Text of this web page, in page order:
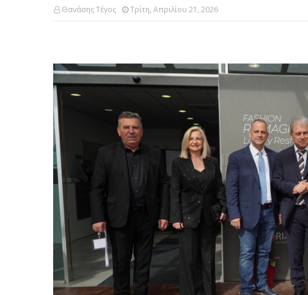
Θανάσης Τέγος Τρίτη, Απριλίου 21, 2026